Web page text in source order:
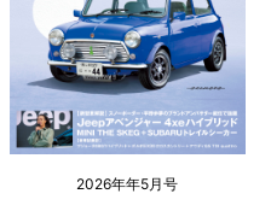
2026年年5月号